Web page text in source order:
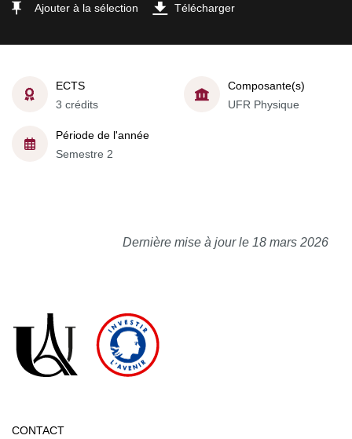
Ajouter à la sélection Télécharger
ECTS
3 crédits
Composante(s)
UFR Physique
Période de l'année
Semestre 2
Dernière mise à jour le 18 mars 2026
CONTACT